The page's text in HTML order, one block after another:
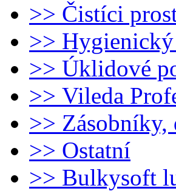
>> Čistíci
>>
>> Úklidové
>> Vileda
>> Zásobníky,
>> Ostatní
>> Bulkysoft